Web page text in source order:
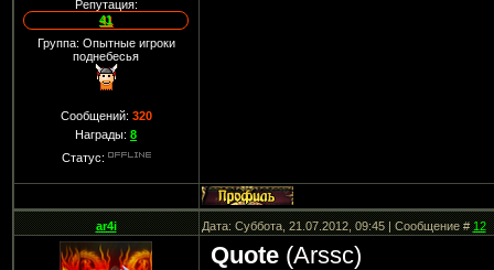
Репутация:
41
Группа: Опытные игроки
поднебесья
Сообщений: 320
Награды: 8
Статус:
ar4i Дата: Суббота, 21.07.2012, 09:45 | Сообщение #12
Quote(Arssc)